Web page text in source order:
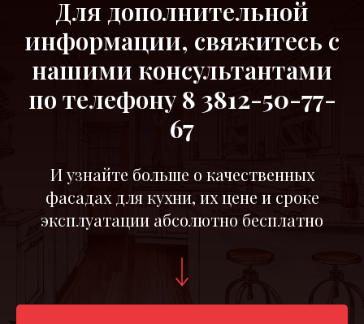
Для дополнительной
информации, свяжитесь с
нашими консультантами
по телефону 8 3812-50-77-
67
И узнайте больше о качественных
фасадах для кухни, их цене и сроке
эксплуатации абсолютно бесплатно